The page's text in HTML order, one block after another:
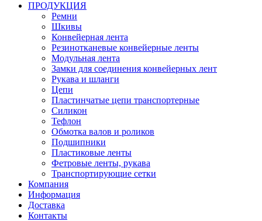
ПРОДУКЦИЯ
Ремни
Шкивы
Конвейерная лента
Резинотканевые конвейерные ленты
Модульная лента
Замки для соединения конвейерных лент
Рукава и шланги
Цепи
Пластинчатые цепи транспортерные
Силикон
Тефлон
Обмотка валов и роликов
Подшипники
Пластиковые ленты
Фетровые ленты, рукава
Транспортирующие сетки
Компания
Информация
Доставка
Контакты